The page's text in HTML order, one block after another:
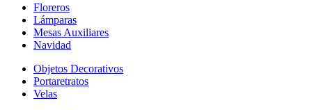
Floreros
Lámparas
Mesas Auxiliares
Navidad
Objetos Decorativos
Portaretratos
Velas